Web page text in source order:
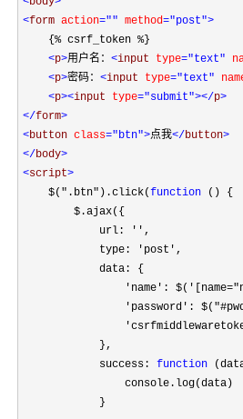
<form action="" method="post">
    {% csrf_token %}
<p>用户名： <input type="text"
<p>密码： <input type="text"
<p><input type="submit"></p>
</form>
<button class="btn">点我</button>
</body>
<script>
    $(
" .btn" ).click(function () {
        $.ajax({
            url:
'' ,
            type:
' post ' ,
            data: {
' name ' : $( '
' password ' : $( "
'
            },
            success:
function
                console.log(data)
            }